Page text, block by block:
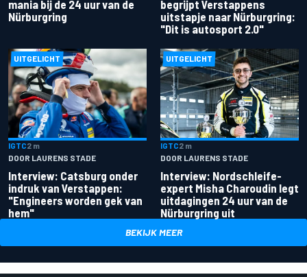
mania bij de 24 uur van de
Nürburgring
begrijpt Verstappens
uitstapje naar Nürburgring:
"Dit is autosport 2.0"
UITGELICHT
IGTC2 m
DOOR LAURENS STADE
Interview: Catsburg onder
indruk van Verstappen:
"Engineers worden gek van
hem"
UITGELICHT
IGTC2 m
DOOR LAURENS STADE
Interview: Nordschleife-
expert Misha Charoudin legt
uitdagingen 24 uur van de
Nürburgring uit
BEKIJK MEER